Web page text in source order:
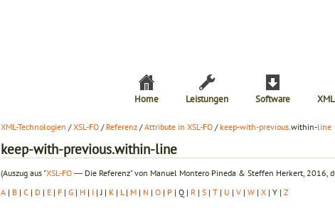
Home Leistungen Software
XML-Technologien /XSL-FO / Referenz /Attribute in XSL-FO / keep-with-previous.within-line
keep-with-previous.within-line
(Auszug aus "XSL-FO ― Die Referenz" von Manuel Montero Pineda & Steffen Herkert, 2016,
A | B | C | D | E | F | G | H | I | J | K | L | M | N | O | P | Q | R | S | T | U | V | W | X | Y | Z